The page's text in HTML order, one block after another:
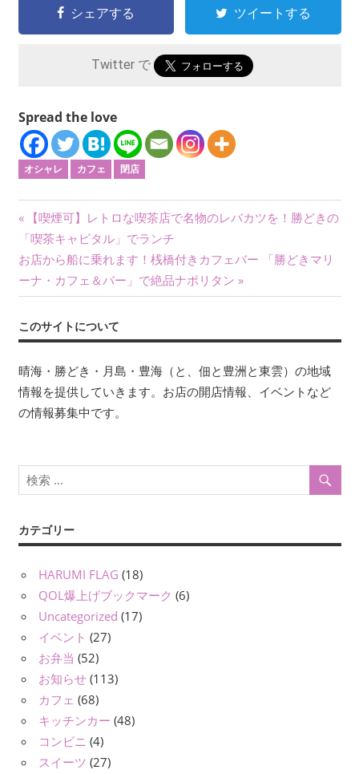
シェアする ツイートする
Twitter で
Spread the love
オシャレ カフェ 閉店
投
稿
ナ
ビ
ゲ
ー
シ
ン
前
の
記
事:
【喫煙可】レトロな喫茶店で名物のレバカツを！勝どきの
「喫茶キャピタル」でランチ
次
の
記
事:
お店から船に乗れます！桟橋付きカフェバー 「勝どきマリ
ーナ・カフェ＆バー」で絶品ナポリタン
このサイトについて
晴海・勝どき・月島・豊海（と、佃と豊洲と東雲）の地域
情報を提供していきます。お店の開店情報、イベントなど
の情報募集中です。
カテゴリー
HARUMI FLAG (18)
QOL爆上げブックマーク (6)
Uncategorized (17)
イベント (27)
お弁当 (52)
お知らせ (113)
カフェ (68)
キッチンカー (48)
コンビニ (4)
スイーツ (27)